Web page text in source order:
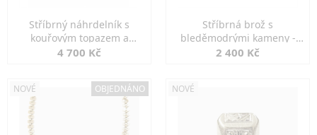
Stříbrný náhrdelník s
kouřovým topazem a
markazity
4 700 Kč
Stříbrná brož s
bleděmodrými kameny -
jemná elegance
2 400 Kč
NOVÉ OBJEDNÁNO NOVÉ